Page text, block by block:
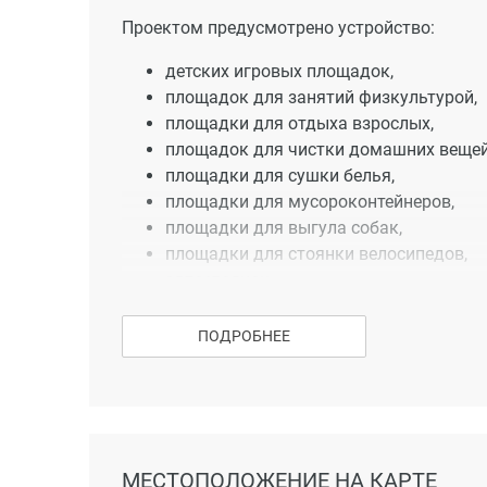
Проектом предусмотрено устройство:
детских игровых площадок,
площадок для занятий физкультурой,
площадки для отдыха взрослых,
площадок для чистки домашних
площадки для сушки белья,
площадки для мусороконтейнеров,
площадки для выгула собак,
площадки для стоянки велосипедов,
Микрорайон имеет большие перспективы
инфраструктуры и благоустройства:
Вся свободная от застройки территория
ПОДРОБНЕЕ
МЕСТОПОЛОЖЕНИЕ НА КАРТЕ